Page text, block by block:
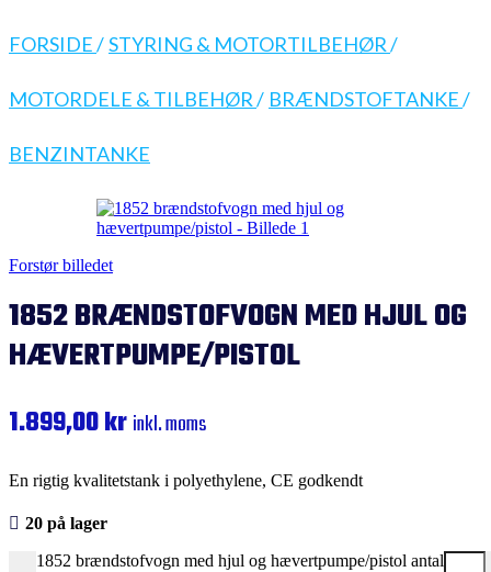
FORSIDE/STYRING & MOTORTILBEHØR/
MOTORDELE & TILBEHØR/ BRÆNDSTOFTANKE/
BENZINTANKE
Forstør billedet
1852 BRÆNDSTOFVOGN MED HJUL OG
HÆVERTPUMPE/PISTOL
1.899,00kr inkl. moms
En rigtig kvalitetstank i polyethylene, CE godkendt
20 på lager
1852 brændstofvogn med hjul og hævertpumpe/pistol antal